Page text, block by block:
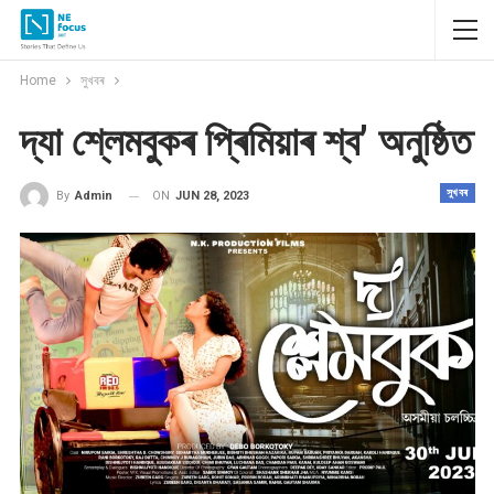
Home সুখবৰ
দ্যা শ্লেমবুকৰ প্ৰিমিয়াৰ শ্ব’ অনুষ্ঠিত
সুখবৰ
By Admin ON JUN 28, 2023